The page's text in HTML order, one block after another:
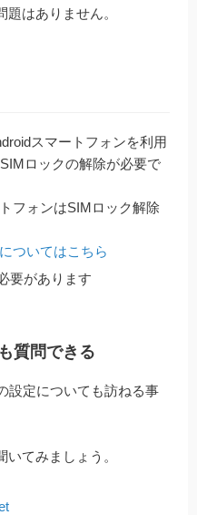
はありません。
スマートフォンを利用
ロックの解除が必要で
フォンはSIMロック解除
ついてはこちら
要があります
質問できる
設定についても訪ねる事
てみましょう。